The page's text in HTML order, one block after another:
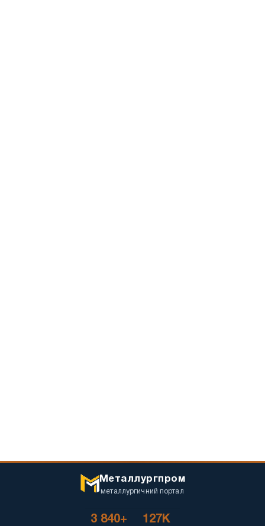
Металлургпром
металлургичний портал
3 840+ 127K